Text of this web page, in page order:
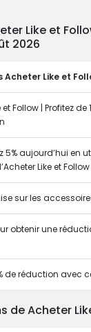
Like et
2026
Acheter Like et
et Follow | Profitez de
5% aujourd’hui en
Like et Follow
sur les
obtenir une
de réduction avec
de Acheter